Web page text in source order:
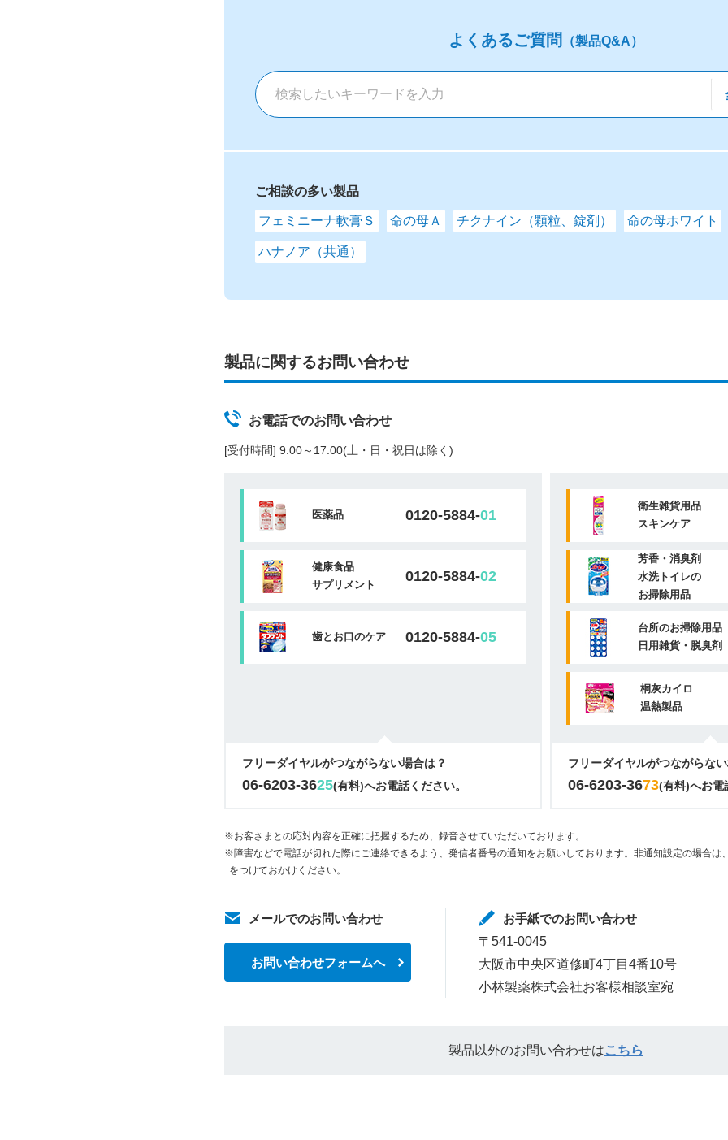
よくあるご質問 （製品Q&A）
ご相談の多い製品
フェミニーナ軟膏Ｓ 命の母Ａ チクナイン（顆粒、錠剤） 命の母ホワイト
ハナノア（共通）
製品に関するお問い合わせ
お電話でのお問い合わせ
[受付時間] 9:00～17:00(土・日・祝日は除く)
医薬品 0120-5884-01
健康食品
サプリメント
0120-5884-02
歯とお口のケア 0120-5884-05
フリーダイヤルがつながらない場合は？
06-6203-3625(有料)へお電話ください。
衛生雑貨用品
スキンケア
芳香・消臭剤
水洗トイレの
お掃除用品
台所のお掃除用品
日用雑貨・脱臭剤
桐灰カイロ
温熱製品
フリーダイヤルがつながらな
06-6203-3673(有料)へお電
※お客さまとの応対内容を正確に把握するため、録音させていただいております。
※障害などで電話が切れた際にご連絡できるよう、発信者番号の通知をお願いしております。非通知設定の場合は
をつけておかけください。
メールでのお問い合わせ
お問い合わせフォームへ
お手紙でのお問い合わせ
〒541-0045
大阪市中央区道修町4丁目4番10号
小林製薬株式会社お客様相談室宛
製品以外のお問い合わせはこちら